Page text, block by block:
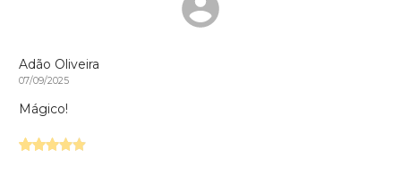
Adão Oliveira
07/09/2025
Mágico!